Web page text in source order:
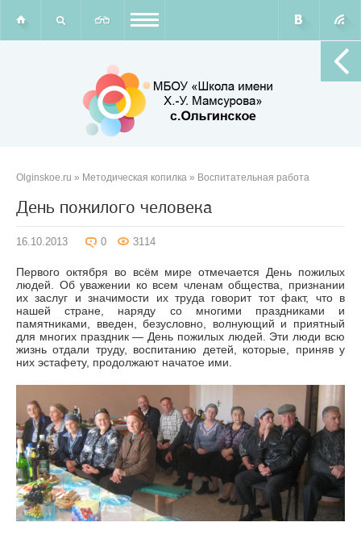
Olginskoe.ru » Методическая копилка » Воспитательная работа
День пожилого человека
16.10.2013 0 3114
Первого октября во всём мире отмечается День пожилых
людей. Об уважении ко всем членам общества, признании
их заслуг и значимости их труда говорит тот факт, что в
нашей стране, наряду со многими праздниками и
памятниками, введен, безусловно, волнующий и приятный
для многих праздник — День пожилых людей. Эти люди всю
жизнь отдали труду, воспитанию детей, которые, приняв у
них эстафету, продолжают начатое ими.